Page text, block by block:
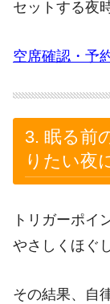
セットする夜
空席確認・予
3. 眠る前
りたい夜
トリガーポイ
やさしくほぐ
その結果、自